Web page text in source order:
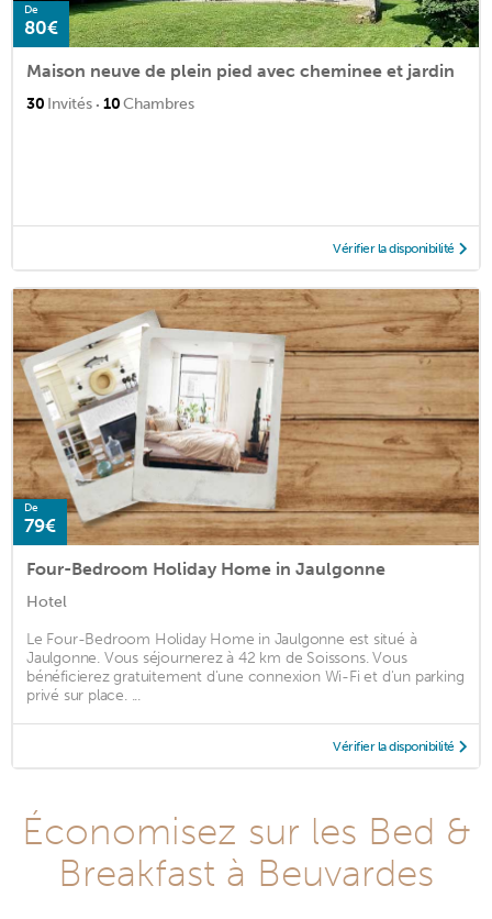
De
80€
Maison neuve de plein pied avec cheminee et jardin
30 Invités · 10Chambres
Vérifier la disponibilité
De
79€
Four-Bedroom Holiday Home in Jaulgonne
Hotel
Le Four-Bedroom Holiday Home in Jaulgonne est situé à
Jaulgonne. Vous séjournerez à 42 km de Soissons. Vous
bénéficierez gratuitement d'une connexion Wi-Fi et d'un parking
privé sur place. ...
Vérifier la disponibilité
Économisez sur les Bed &
Breakfast à Beuvardes